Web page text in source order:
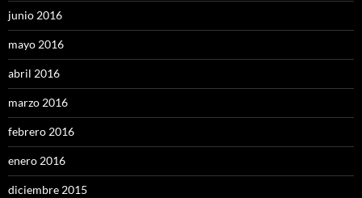
junio 2016
mayo 2016
abril 2016
marzo 2016
febrero 2016
enero 2016
diciembre 2015